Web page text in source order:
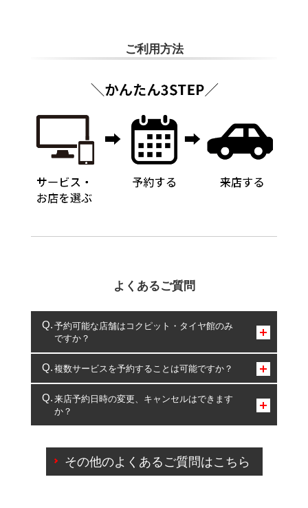
ご利用方法
よくあるご質問
予約可能な店舗はコクピット・タイヤ館のみ
ですか？
コクピット・タイヤ館のみとなります。
複数サービスを予約することは可能ですか？
複数サービスのご予約は可能です。
一部の商品・サービスの組み合わせに限り、同時にご予約が
出来ないものもございます。
来店予約日時の変更、キャンセルはできます
か？
ご来店予約日の3営業日前を過ぎている場合のご予約
の日時変更につきましては、直接ご予約の店舗まで
その他のよくあるご質問はこちら